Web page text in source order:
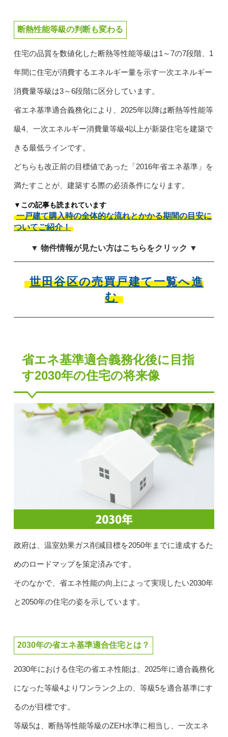
断熱性能等級の判断も変わる
住宅の品質を数値化した断熱等性能等級は1～7の7段階、1
年間に住宅が消費するエネルギー量を示す一次エネルギー
消費量等級は3～6段階に区分しています。
省エネ基準適合義務化により、2025年以降は断熱等性能等
級4、一次エネルギー消費量等級4以上が新築住宅を建築で
きる最低ラインです。
どちらも改正前の目標値であった「2016年省エネ基準」を
満たすことが、建築する際の必須条件になります。
▼この記事も読まれています
一戸建て購入時の全体的な流れとかかる期間の目安に
ついてご紹介！
▼ 物件情報が見たい方はこちらをクリック ▼
世田谷区の売買戸建て一覧へ進
む
省エネ基準適合義務化後に目指
す2030年の住宅の将来像
政府は、温室効果ガス削減目標を2050年までに達成するた
めのロードマップを策定済みです。
そのなかで、省エネ性能の向上によって実現したい2030年
と2050年の住宅の姿を示しています。
2030年の省エネ基準適合住宅とは？
2030年における住宅の省エネ性能は、2025年に適合義務化
になった等級4よりワンランク上の、等級5を適合基準にす
るのが目標です。
等級5は、断熱等性能等級のZEH水準に相当し、一次エネ